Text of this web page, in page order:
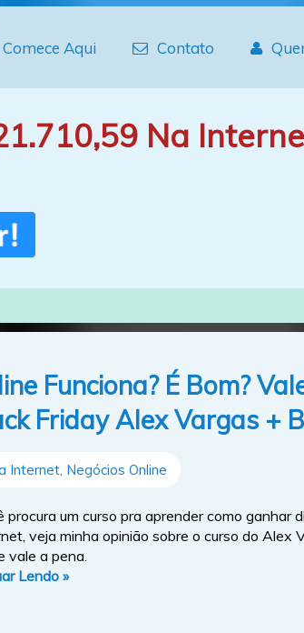
Comece Aqui Contato
Na
Funciona? É Bom?
Friday Alex Vargas +
Internet Negócios Online
procura um curso pra aprender como ganhar
veja minha opinião sobre o curso do Alex
vale a pena.
Lendo »